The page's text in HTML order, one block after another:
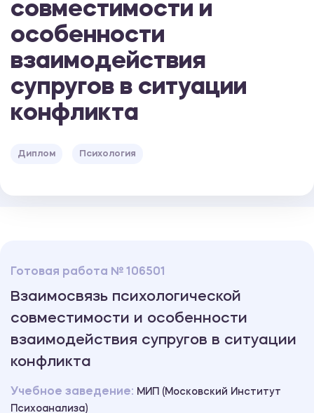
совместимости и
особенности
взаимодействия
супругов в ситуации
конфликта
Диплом Психология
Готовая работа № 106501
Взаимосвязь психологической
совместимости и особенности
взаимодействия супругов в ситуации
конфликта
Учебное заведение: МИП (Московский Институт
Психоанализа)